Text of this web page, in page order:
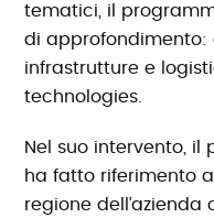
tematici, il
di approfondimento:
infrastrutture e
technologies.
Nel suo intervento, il
ha fatto riferimento
regione dell’azienda